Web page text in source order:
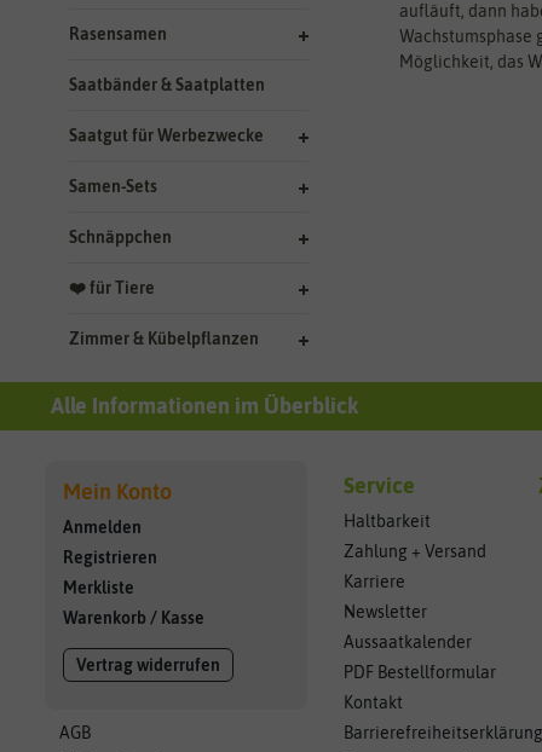
Rasensamen
Saatbänder & Saatplatten
Saatgut für Werbezwecke
Samen-Sets
Schnäppchen
❤️ für Tiere
Zimmer & Kübelpflanzen
aufläuft, dann
Wachstumsphase
Möglichkeit, das
Alle Informationen im Überblick
Mein Konto
Anmelden
Registrieren
Merkliste
Warenkorb / Kasse
Vertrag widerrufen
AGB
Service
Haltbarkeit
Zahlung + Versand
Karriere
Newsletter
Aussaatkalender
PDF Bestellformular
Kontakt
Barrierefreiheitserklärung